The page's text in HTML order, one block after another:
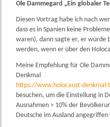
Ole Dammegard „Ein globaler
Diesen Vortrag habe ich nach
dass es in Spanien keine
waren), dann sagte er, er würde
werden, wenn er über den
Meine Empfehlung für Ole
Denkmal
https://www.holocaust-
besuchen, um die Einstellung in
Ausnahmen > 10% der
Deutsche im Ausland